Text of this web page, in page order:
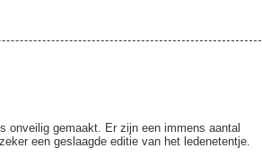
onveilig gemaakt. Er zijn een immens aantal
een geslaagde editie van het ledenetentje.